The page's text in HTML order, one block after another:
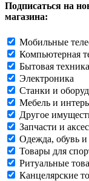
Подписаться на
магазина:
Мобильные
Компьютерная
Бытовая техника
Электроника
Станки и
Мебель и
Другое
Запчасти и
Одежда, обувь и
Товары для
Ритуальные
Канцелярские